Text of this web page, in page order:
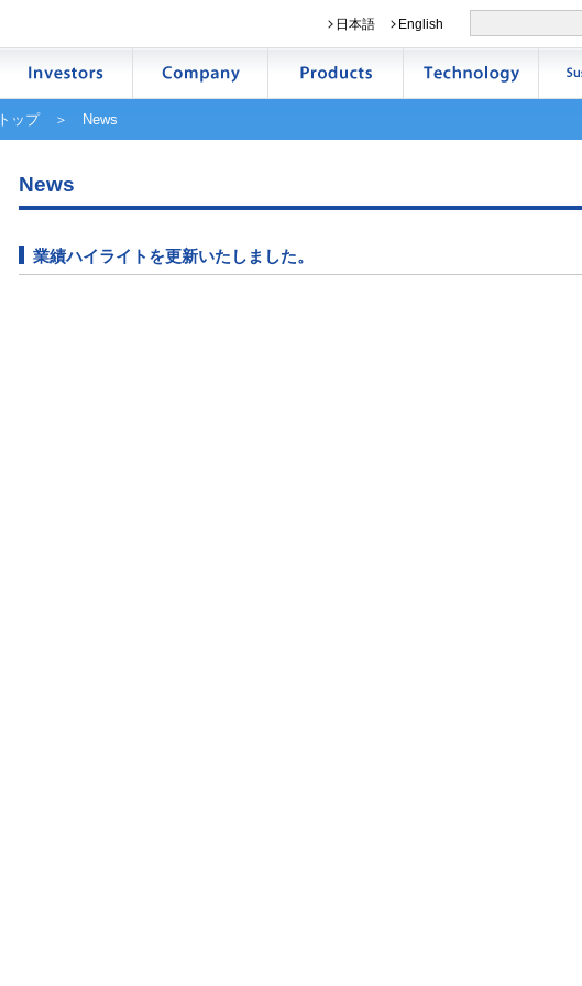
日本語 English
トップ＞ News
News
業績ハイライトを更新いたしました。